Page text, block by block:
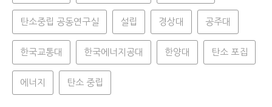
탄소중립 공동연구실 설립 경상대 공주대
한국교통대 한국에너지공대 한양대 탄소 포집
에너지 탄소 중립